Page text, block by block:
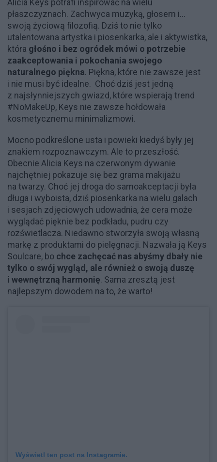
Alicia Keys potrafi inspirować na wielu
płaszczyznach. Zachwyca muzyką, głosem i...
swoją życiową filozofią. Dziś to nie tylko
utalentowana artystka i piosenkarka, ale i aktywistka,
która głośno i bez ogródek mówi o potrzebie
zaakceptowania i pokochania swojego
naturalnego piękna. Piękna, które nie zawsze jest
i nie musi być idealne. Choć dziś jest jedną
z najsłynniejszych gwiazd, które wspierają trend
#NoMakeUp, Keys nie zawsze hołdowała
kosmetycznemu minimalizmowi.
Mocno podkreślone usta i powieki kiedyś były jej
znakiem rozpoznawczym. Ale to przeszłość.
Obecnie Alicia Keys na czerwonym dywanie
najchętniej pokazuje się bez grama makijażu
na twarzy. Choć jej droga do samoakceptacji była
długa i wyboista, dziś piosenkarka na wielu galach
i sesjach zdjęciowych udowadnia, że cera może
wyglądać pięknie bez podkładu, pudru czy
rozświetlacza. Niedawno stworzyła swoją własną
markę z produktami do pielęgnacji. Nazwała ją Keys
Soulcare, bo chce zachęcać nas abyśmy dbały nie
tylko o swój wygląd, ale również o swoją duszę
i wewnętrzną harmonię. Sama zresztą jest
najlepszym dowodem na to, że warto!
Wyświetl ten post na Instagramie.